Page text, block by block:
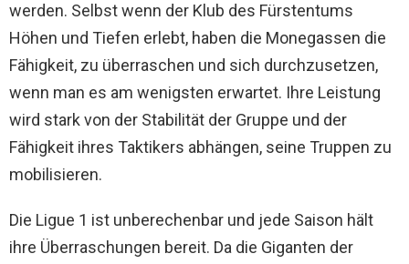
werden. Selbst wenn der Klub des Fürstentums
Höhen und Tiefen erlebt, haben die Monegassen die
Fähigkeit, zu überraschen und sich durchzusetzen,
wenn man es am wenigsten erwartet. Ihre Leistung
wird stark von der Stabilität der Gruppe und der
Fähigkeit ihres Taktikers abhängen, seine Truppen zu
mobilisieren.
Die Ligue 1 ist unberechenbar und jede Saison hält
ihre Überraschungen bereit. Da die Giganten der